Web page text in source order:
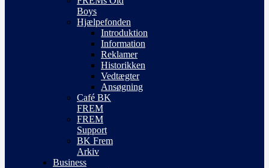
Boys
Hjælpefonden
Introduktion
Information
Reklamer
Historikken
Vedtægter
Ansøgning
Café BK
FREM
FREM
Support
BK Frem
Arkiv
Business